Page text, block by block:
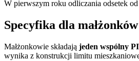
W pierwszym roku odliczania odsetek
Specyfika dla małżonków
Małżonkowie składają jeden wspólny
wynika z konstrukcji limitu